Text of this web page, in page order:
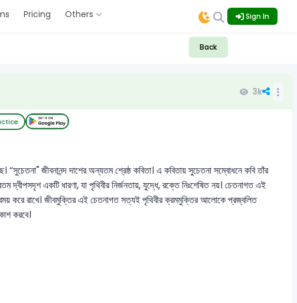
Pricing Others Sign In
Back
3k
জীবনানন্দ দাশের অন্যতম শ্রেষ্ঠ কবিতা। এ কবিতায় সুচেতনা সম্বোধনে কবি তাঁর
দ্বীপসদৃশ একটি ধারণা, যা পৃথিবীর নির্জনতায়, যুদ্ধে, রক্তে নিঃশেষিত নয়। চেতনাগত এই
করে রাখে। জীবমুক্তির এই চেতনাগত সত্যই পৃথিবীর ক্রমমুক্তির আলোকে প্রজ্বলিত
করবে।